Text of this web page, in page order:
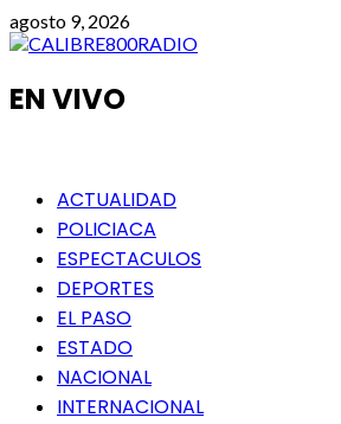
Saltar
al
agosto 9, 2026
EN VIVO
Menú
principal
ACTUALIDAD
POLICIACA
ESPECTACULOS
DEPORTES
EL PASO
ESTADO
NACIONAL
INTERNACIONAL